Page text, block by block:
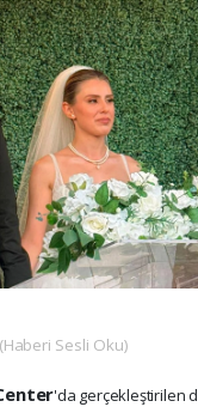
(Haberi Sesli Oku)
'da gerçekleştirilen